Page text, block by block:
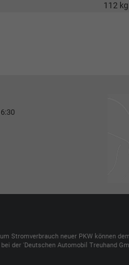
112 kg
Stromverbrauch neuer PKW können
der 'Deutschen Automobil Treuhand